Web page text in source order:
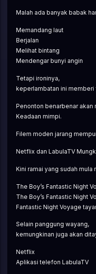
Malah ada banyak babak
Memandang laut
Berjalan
Melihat bintang
Mendengar bunyi angin
Tetapi ironinya,
keperlambatan ini memberi
Penonton benarbenar akan
Keadaan mimpi.
Filem moden jarang
Netflix dan LabulaTV
Kini ramai yang sudah mula
The Boy’s Fantastic Night
The Boy’s Fantastic Night
Fantastic Night Voyage
Selain panggung wayang,
kemungkinan juga akan
Netflix
Aplikasi telefon LabulaTV